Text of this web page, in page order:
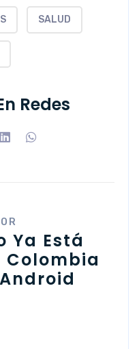
SALUD
Redes
Ya Está
Colombia